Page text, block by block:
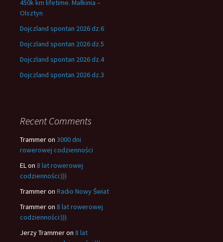
450k km lifetime. Małkinia –
Olsztyn
Dojczland spontan 2026 dz.6
Dojczland spontan 2026 dz.5
Dojczland spontan 2026 dz.4
Dojczland spontan 2026 dz.3
Recent Comments
Trammeron 3000 dni
rowerowej codzienności
ELon 8 lat rowerowej
codzienności:)))
Trammeron Radio Nowy Świat
Trammeron 8 lat rowerowej
codzienności:)))
Jerzy Trammeron 8 lat